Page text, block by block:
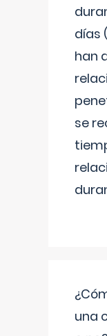
días
han
se
una